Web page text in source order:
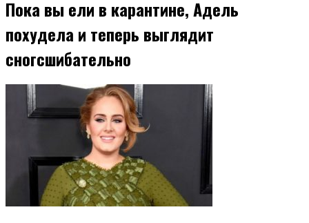
Пока вы ели в карантине, Адель
похудела и теперь выглядит
сногсшибательно